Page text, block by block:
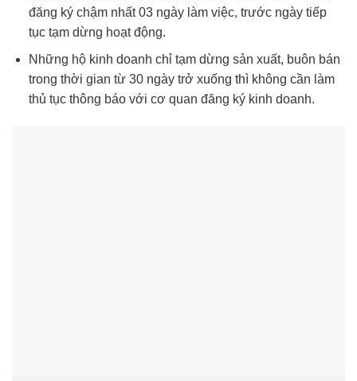
đăng ký chậm nhất 03 ngày làm việc, trước ngày tiếp
tục tạm dừng hoạt động.
Những hộ kinh doanh chỉ tạm dừng sản xuất, buôn bán
trong thời gian từ 30 ngày trở xuống thì không cần làm
thủ tục thông báo với cơ quan đăng ký kinh doanh.